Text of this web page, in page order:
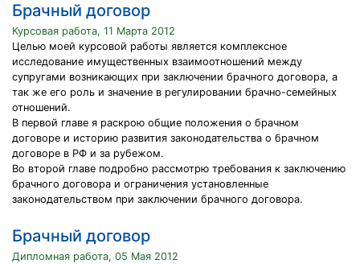
Брачный договор
Курсовая работа, 11 Марта 2012
Целью моей курсовой работы является комплексное
исследование имущественных взаимоотношений между
супругами возникающих при заключении брачного договора, а
так же его роль и значение в регулировании брачно-семейных
отношений.
В первой главе я раскрою общие положения о брачном
договоре и историю развития законодательства о брачном
договоре в РФ и за рубежом.
Во второй главе подробно рассмотрю требования к заключению
брачного договора и ограничения установленные
законодательством при заключении брачного договора.
Брачный договор
Дипломная работа, 05 Мая 2012